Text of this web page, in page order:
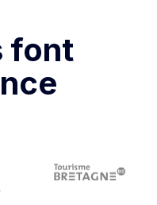
font